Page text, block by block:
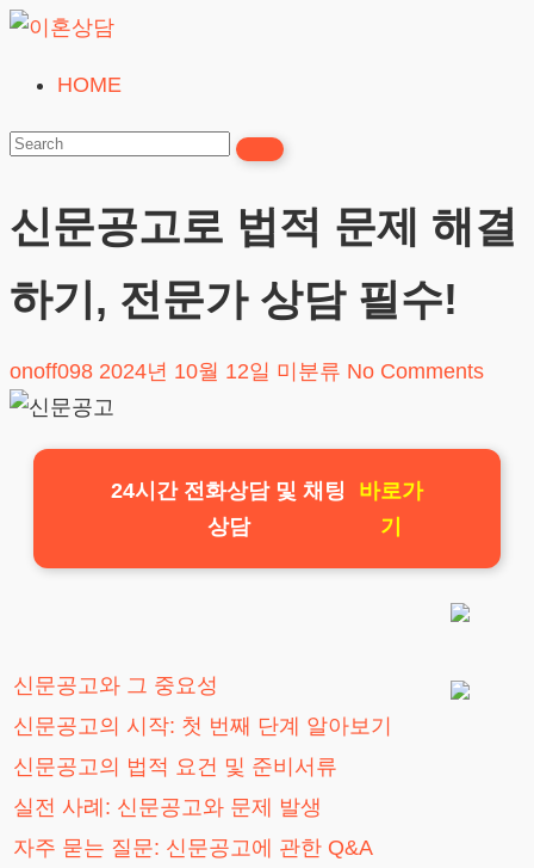
Skip
content
혼
담
24시간365일
HOME
신문공고로 법적 문제 해결
하기, 전문가 상담 필수!
onoff098 2024년 10월 12일 미분류 No Comments
24시간 전화상담 및 채팅
상담
바로가
기
신문공고와 그 중요성
신문공고의 시작: 첫 번째 단계 알아보기
신문공고의 법적 요건 및 준비서류
실전 사례: 신문공고와 문제 발생
자주 묻는 질문: 신문공고에 관한 Q&A